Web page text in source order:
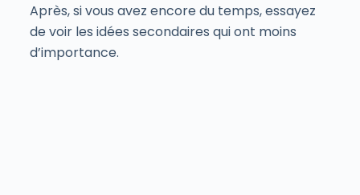
Après, si vous avez encore du temps, essayez
de voir les idées secondaires qui ont moins
d’importance.